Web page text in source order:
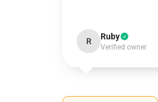
R Ruby
Verified owner